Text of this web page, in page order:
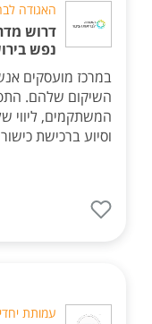
האגודה
דרוש
נפש
במרכז מועסקים
השיקום שלהם.
המשתקמים, ליווי
וסיוע ברכישת
עמותת